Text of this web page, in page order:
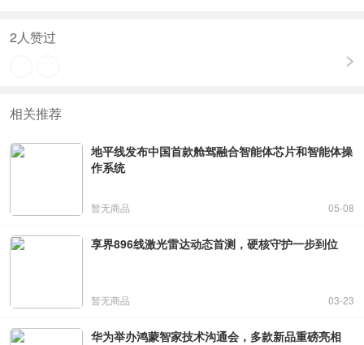
2人赞过
相关推荐
地平线发布中国首款舱驾融合智能体芯片和智能体操
作系统
暂无商品 05-08
享界896线激光雷达动态首测，硬核守护一步到位
暂无商品 03-23
华为举办鸿蒙智家技术沟通会，多款新品重磅亮相